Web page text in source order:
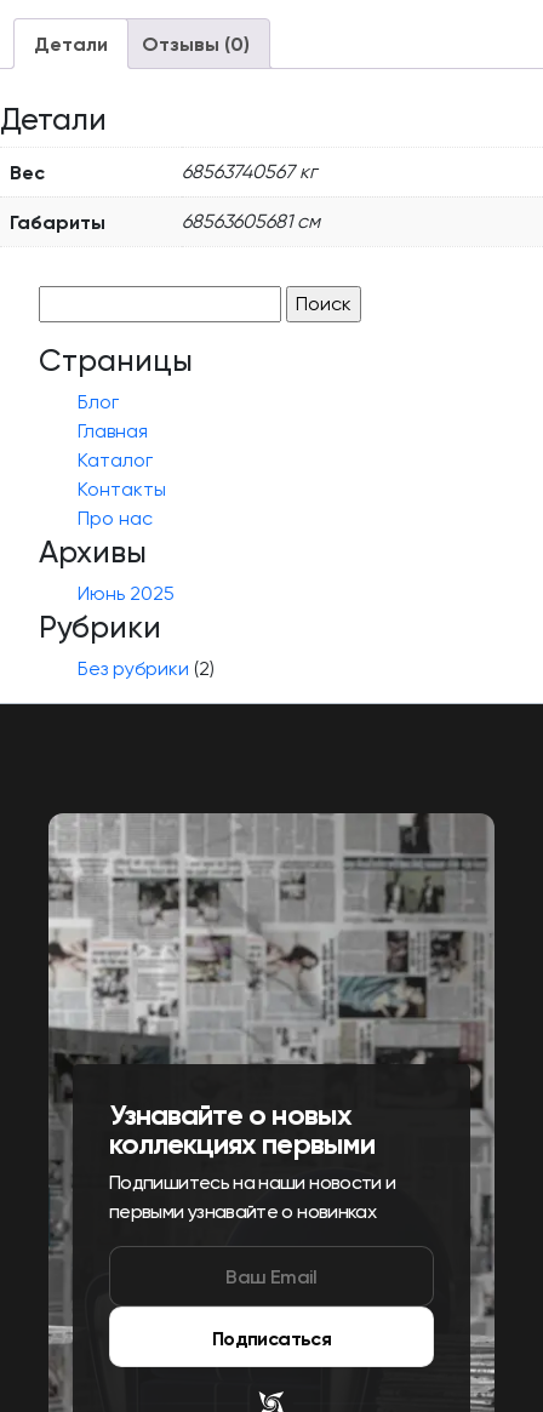
Детали Отзывы (0)
Детали
Вес 68563740567 кг
Габариты 68563605681 см
Страницы
Блог
Главная
Каталог
Контакты
Про нас
Архивы
Июнь 2025
Рубрики
Без рубрики (2)
Узнавайте о новых
коллекциях первыми
Подпишитесь на наши новости и
первыми узнавайте о новинках
Подписаться